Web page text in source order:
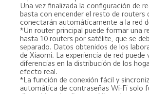
Una vez finalizada la configuración de
basta con encender el resto de routers
conectarán automáticamente a la red
*Un router principal puede formar una
hasta 10 routers por satélite, que se
separado. Datos obtenidos de los
de Xiaomi. La experiencia de red puede
diferencias en la distribución de los
efecto real.
*La función de conexión fácil y
automática de contraseñas Wi-Fi solo